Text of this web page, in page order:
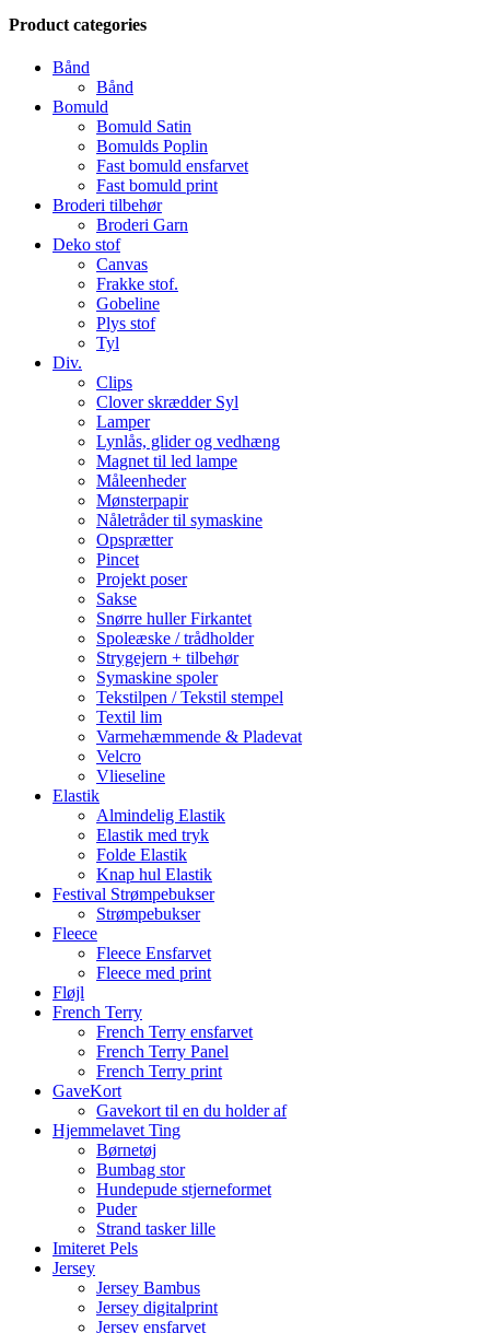
Close
Product categories
Bånd
Bånd
Bomuld
Bomuld Satin
Bomulds Poplin
Fast bomuld ensfarvet
Fast bomuld print
Broderi tilbehør
Broderi Garn
Deko stof
Canvas
Frakke stof.
Gobeline
Plys stof
Tyl
Div.
Clips
Clover skrædder Syl
Lamper
Lynlås, glider og vedhæng
Magnet til led lampe
Måleenheder
Mønsterpapir
Nåletråder til symaskine
Opsprætter
Pincet
Projekt poser
Sakse
Snørre huller Firkantet
Spoleæske / trådholder
Strygejern + tilbehør
Symaskine spoler
Tekstilpen / Tekstil stempel
Textil lim
Varmehæmmende & Pladevat
Velcro
Vlieseline
Elastik
Almindelig Elastik
Elastik med tryk
Folde Elastik
Knap hul Elastik
Festival Strømpebukser
Strømpebukser
Fleece
Fleece Ensfarvet
Fleece med print
Fløjl
French Terry
French Terry ensfarvet
French Terry Panel
French Terry print
GaveKort
Gavekort til en du holder af
Hjemmelavet Ting
Børnetøj
Bumbag stor
Hundepude stjerneformet
Puder
Strand tasker lille
Imiteret Pels
Jersey
Jersey Bambus
Jersey digitalprint
Jersey ensfarvet